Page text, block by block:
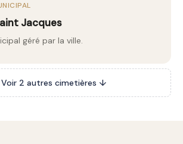
Jacques
géré par la ville.
Voir 2 autres cimetières ↓